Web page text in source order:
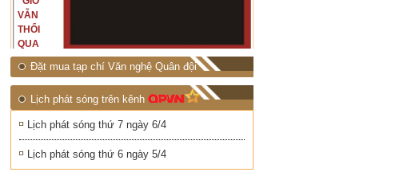
VẪN
THỔI
QUA
RỪNG
NHIỆT
ĐỚI"
Đặt mua tạp chí Văn nghệ Quân đội
Lịch phát sóng trên kênh
Lịch phát sóng thứ 7 ngày 6/4
Lịch phát sóng thứ 6 ngày 5/4